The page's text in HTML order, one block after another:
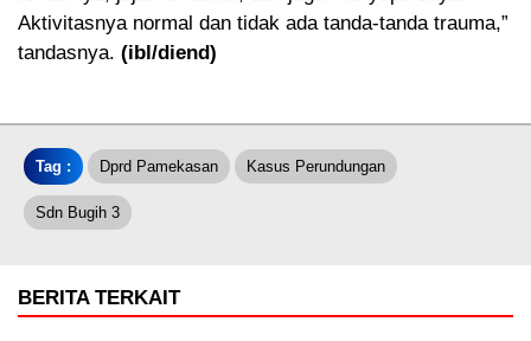
Aktivitasnya normal dan tidak ada tanda-tanda trauma,”
tandasnya. (ibl/diend)
Tag : Dprd Pamekasan Kasus Perundungan
Sdn Bugih 3
BERITA TERKAIT